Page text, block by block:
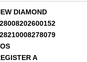
DIAMOND
A